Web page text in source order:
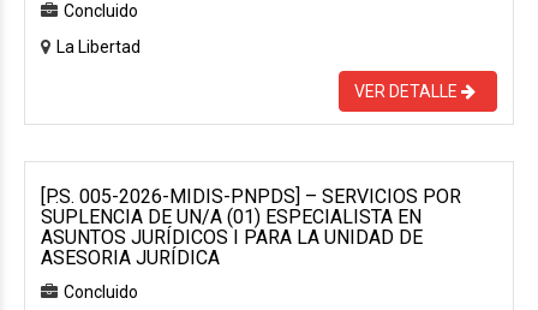
Concluido
La Libertad
VER DETALLE
[P.S. 005-2026-MIDIS-PNPDS] – SERVICIOS POR
SUPLENCIA DE UN/A (01) ESPECIALISTA EN
ASUNTOS JURÍDICOS I PARA LA UNIDAD DE
ASESORIA JURÍDICA
Concluido